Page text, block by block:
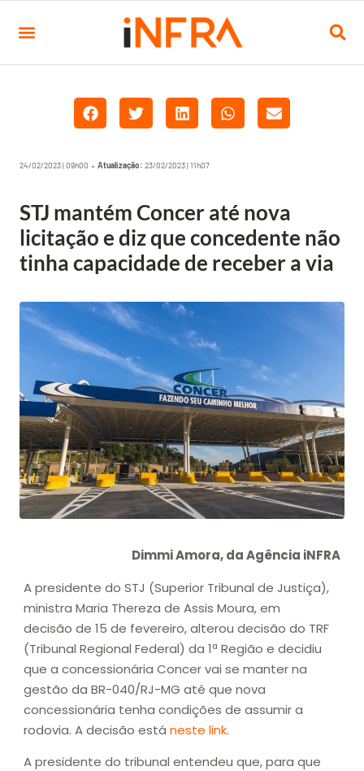
24/02/2023 | 09h00 • Atualização: 23/02/2023 | 11h07
STJ mantém Concer até nova
licitação e diz que concedente não
tinha capacidade de receber a via
Dimmi Amora, da Agência iNFRA
A presidente do STJ (Superior Tribunal de Justiça),
ministra Maria Thereza de Assis Moura, em
decisão de 15 de fevereiro, alterou decisão do TRF
(Tribunal Regional Federal) da 1ª Região e decidiu
que a concessionária Concer vai se manter na
gestão da BR-040/RJ-MG até que nova
concessionária tenha condições de assumir a
rodovia. A decisão está neste link.
A presidente do tribunal entendeu que, para que